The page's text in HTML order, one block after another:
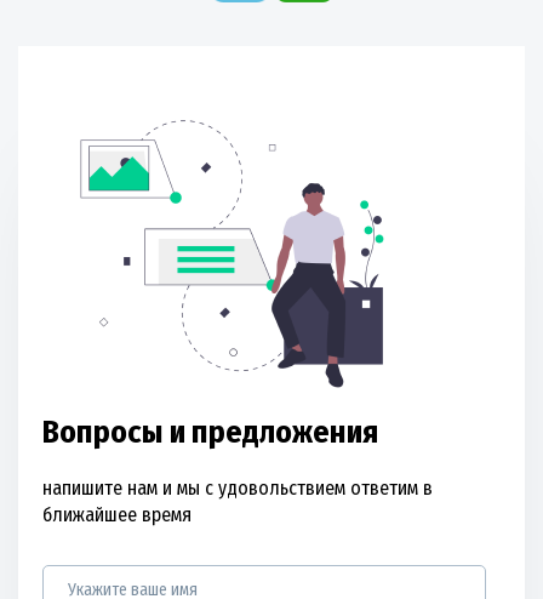
Вопросы и предложения
напишите нам и мы с удовольствием ответим в
ближайшее время